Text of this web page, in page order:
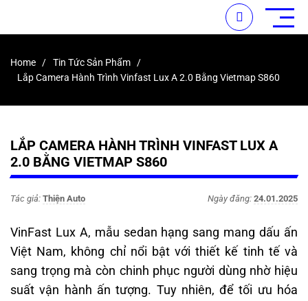
Home
Tin Tức Sản Phẩm
Lắp Camera Hành Trình Vinfast Lux A 2.0 Bằng Vietmap S860
LẮP CAMERA HÀNH TRÌNH VINFAST LUX A
2.0 BẰNG VIETMAP S860
Tác giả: Thiện Auto Ngày đăng: 24.01.2025
VinFast Lux A, mẫu sedan hạng sang mang dấu ấn
Việt Nam, không chỉ nổi bật với thiết kế tinh tế và
sang trọng mà còn chinh phục người dùng nhờ hiệu
suất vận hành ấn tượng. Tuy nhiên, để tối ưu hóa